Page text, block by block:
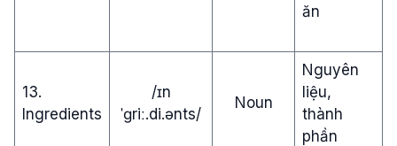
ăn
13.
Ingredients
/ɪn
ˈɡriː.di.ənts/
Noun
Nguyên
liệu,
thành
phần